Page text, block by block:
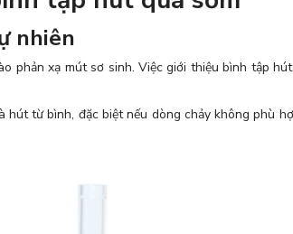
nhiên
phản xạ mút sơ sinh. Việc giới thiệu bình tập
từ bình, đặc biệt nếu dòng chảy không phù